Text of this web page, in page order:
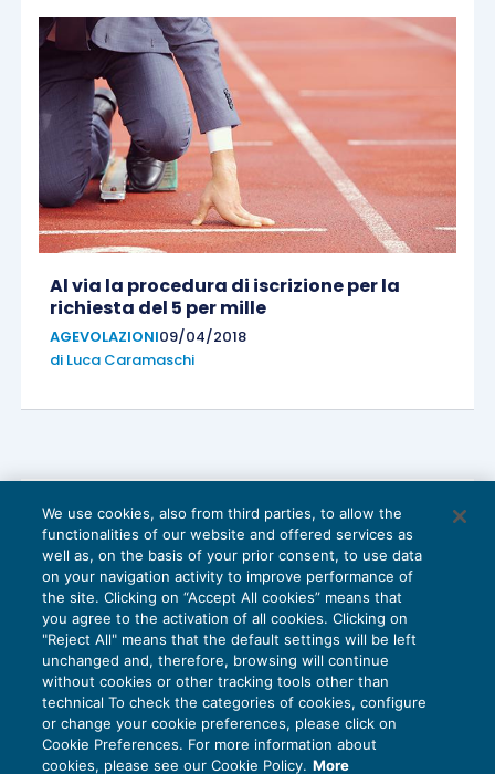
Al via la procedura di iscrizione per la
richiesta del 5 per mille
AGEVOLAZIONI09/04/2018
di Luca Caramaschi
Cinque per mille: procedura
We use cookies, also from third parties, to allow the
functionalities of our website and offered services as
well as, on the basis of your prior consent, to use data
on your navigation activity to improve performance of
the site. Clicking on “Accept All cookies” means that
you agree to the activation of all cookies. Clicking on
"Reject All" means that the default settings will be left
unchanged and, therefore, browsing will continue
without cookies or other tracking tools other than
technical To check the categories of cookies, configure
or change your cookie preferences, please click on
Cookie Preferences. For more information about
cookies, please see our Cookie Policy. More